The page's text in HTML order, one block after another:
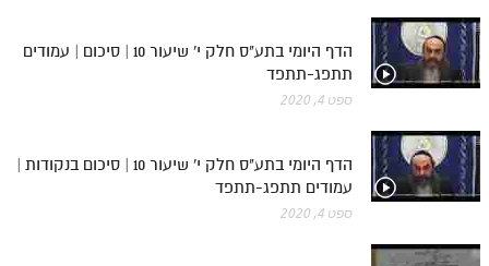
הדף היומי בתע"ס חלק י' שיעור 10 | סיכום | עמודים
תתפג-תתפד
ספט 4, 2020
הדף היומי בתע"ס חלק י' שיעור 10 | סיכום בנקודות |
עמודים תתפג-תתפד
ספט 4, 2020